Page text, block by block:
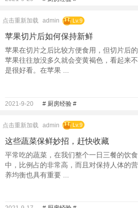
点击重新加载 admin Lv.9
苹果切片后如何保持新鲜
苹果在切片之后比较方便食用，但切片后的
苹果往往放没多久就会变黄褐色，看起来不
是很好看。在苹果 ...
2021-9-20 # 厨房经验 #
点击重新加载 admin Lv.9
这些蔬菜保鲜妙招，赶快收藏
平常吃的蔬菜，在我们整个一日三餐的饮食
中，比例占的非常高，而且对保持人体的营
养均衡也具有重要 ...